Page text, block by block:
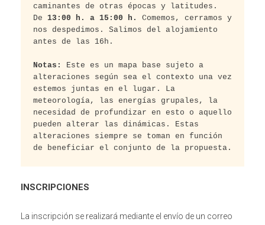
caminantes de otras épocas y latitudes.
De 13:00 h. a 15:00 h.
Comemos, cerramos y
nos despedimos. Salimos del alojamiento
antes de las 16h.
Notas:
Este es un mapa base sujeto a
alteraciones según sea el contexto una vez
estemos juntas en el lugar. La
meteorología, las energías grupales, la
necesidad de profundizar en esto o aquello
pueden alterar las dinámicas. Estas
alteraciones siempre se toman en función
de beneficiar el conjunto de la propuesta.
INSCRIPCIONES
La inscripción se realizará mediante el envío de un correo